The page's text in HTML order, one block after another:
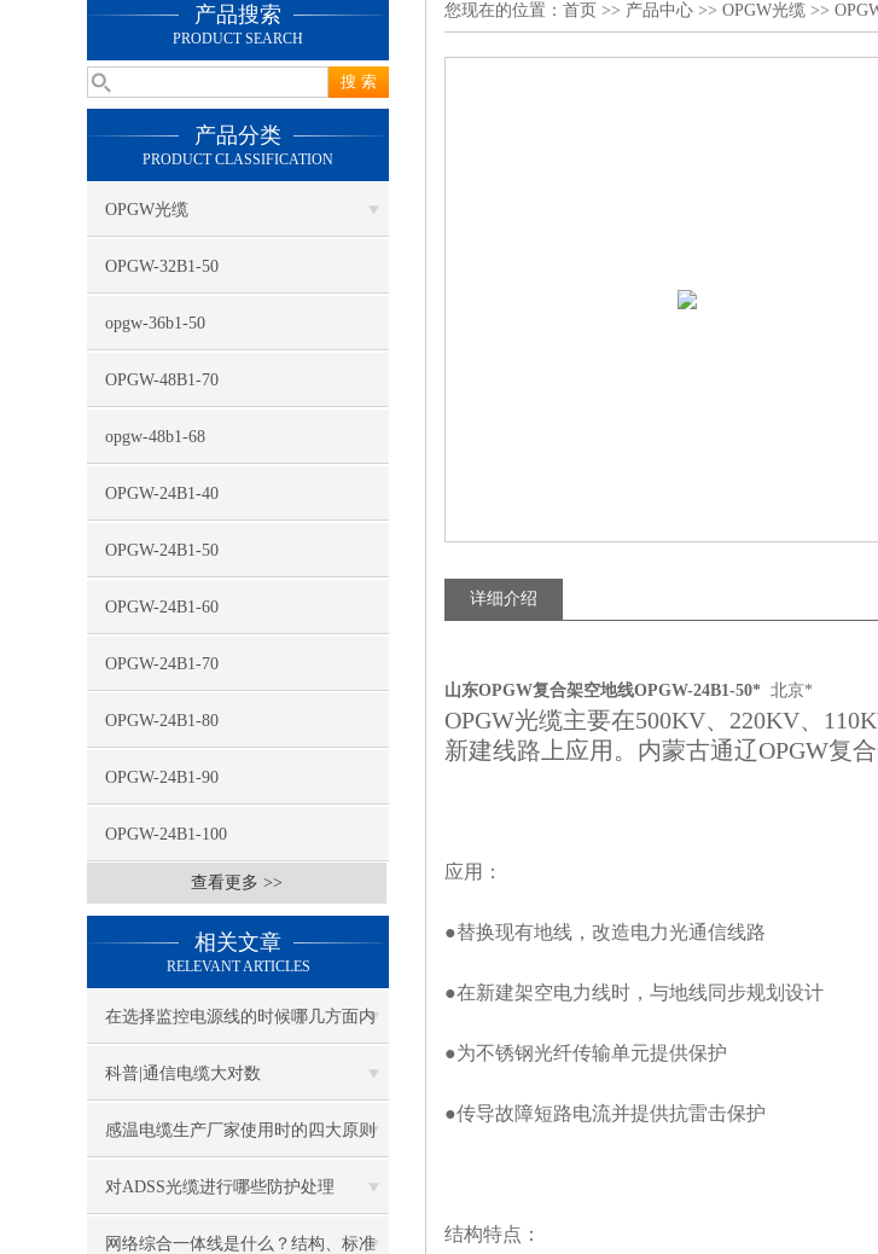
产品搜索
PRODUCT SEARCH
产品分类
PRODUCT CLASSIFICATION
OPGW光缆
OPGW-32B1-50
opgw-36b1-50
OPGW-48B1-70
opgw-48b1-68
OPGW-24B1-40
OPGW-24B1-50
OPGW-24B1-60
OPGW-24B1-70
OPGW-24B1-80
OPGW-24B1-90
OPGW-24B1-100
查看更多 >>
相关文章
RELEVANT ARTICLES
在选择监控电源线的时候哪几方面内
容需要格外注意
科普|通信电缆大对数
感温电缆生产厂家使用时的四大原则
对ADSS光缆进行哪些防护处理
网络综合一体线是什么？结构、标准
您现在的位置： 首页 >> 产品中心 >> OPGW光缆 >>
详细介绍
山东OPGW复合架空地线OPGW-24B1-50* 北京*
OPGW光缆主要在500KV、 220KV、
新建线路上应用。内蒙古通辽OPGW复
应用：
●替换现有地线，改造电力光通信线路
●在新建架空电力线时，与地线同步规划设计
●为不锈钢光纤传输单元提供保护
●传导故障短路电流并提供抗雷击保护
结构特点：